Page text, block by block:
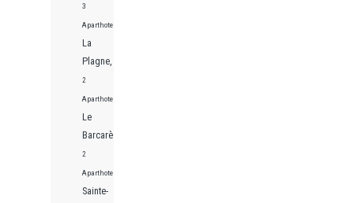
3
Aparthotels
La
Plagne,
2
Aparthotels
Le
Barcarès,
2
Aparthotels
Sainte-